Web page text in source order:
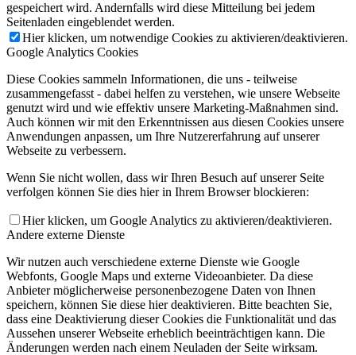
gespeichert wird. Andernfalls wird diese Mitteilung bei jedem
Seitenladen eingeblendet werden.
Hier klicken, um notwendige Cookies zu aktivieren/deaktivieren.
Google Analytics Cookies
Diese Cookies sammeln Informationen, die uns - teilweise
zusammengefasst - dabei helfen zu verstehen, wie unsere Webseite
genutzt wird und wie effektiv unsere Marketing-Maßnahmen sind.
Auch können wir mit den Erkenntnissen aus diesen Cookies unsere
Anwendungen anpassen, um Ihre Nutzererfahrung auf unserer
Webseite zu verbessern.
Wenn Sie nicht wollen, dass wir Ihren Besuch auf unserer Seite
verfolgen können Sie dies hier in Ihrem Browser blockieren:
Hier klicken, um Google Analytics zu aktivieren/deaktivieren.
Andere externe Dienste
Wir nutzen auch verschiedene externe Dienste wie Google
Webfonts, Google Maps und externe Videoanbieter. Da diese
Anbieter möglicherweise personenbezogene Daten von Ihnen
speichern, können Sie diese hier deaktivieren. Bitte beachten Sie,
dass eine Deaktivierung dieser Cookies die Funktionalität und das
Aussehen unserer Webseite erheblich beeinträchtigen kann. Die
Änderungen werden nach einem Neuladen der Seite wirksam.